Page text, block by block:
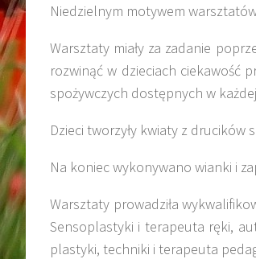
Niedzielnym motywem
Warsztaty miały za zadanie
rozwinąć w dzieciach ciekawość
spożywczych dostępnych w
Dzieci tworzyły kwiaty z
Na koniec wykonywano wianki i
Warsztaty prowadziła
Sensoplastyki i terapeuta ręki,
plastyki, techniki i terapeuta